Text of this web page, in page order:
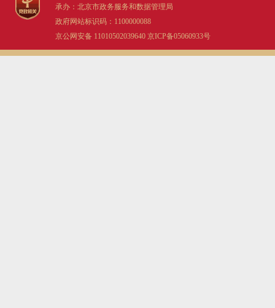
承办：北京市政务服务和数据管理局
政府网站标识码：1100000088
京公网安备 11010502039640 京ICP备05060933号